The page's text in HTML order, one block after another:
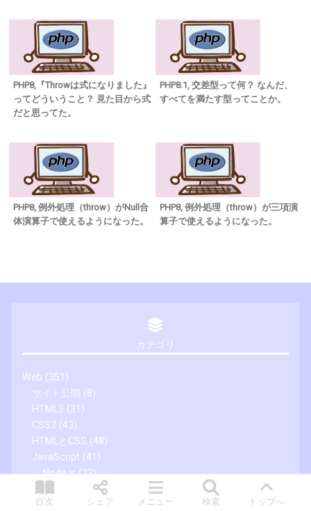
目次 シェア メニュー 検索 トップへ
PHP8,『Throwは式になりました』
ってどういうこと？ 見た目から式
だと思ってた。
PHP8.1, 交差型って何？ なんだ、
すべてを満たす型ってことか。
PHP8, 例外処理（throw）がNull合
体演算子で使えるようになった。
PHP8, 例外処理（throw）が三項演
算子で使えるようになった。
カテゴリ
Web (351)
サイト公開 (8)
HTML5 (31)
CSS3 (43)
HTMLとCSS (48)
JavaScript (41)
Node.js(22)
(15)
PHP(125)